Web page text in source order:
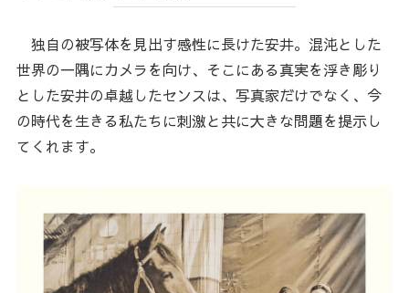
独自の被写体を見出す感性に長けた安井。混沌とした
世界の一隅にカメラを向け、そこにある真実を浮き彫り
とした安井の卓越したセンスは、写真家だけでなく、今
の時代を生きる私たちに刺激と共に大きな問題を提示し
てくれます。